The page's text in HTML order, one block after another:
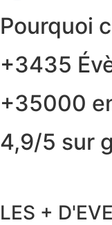
Pourquoi
+3435
+35000
4,9/5 sur
LES +